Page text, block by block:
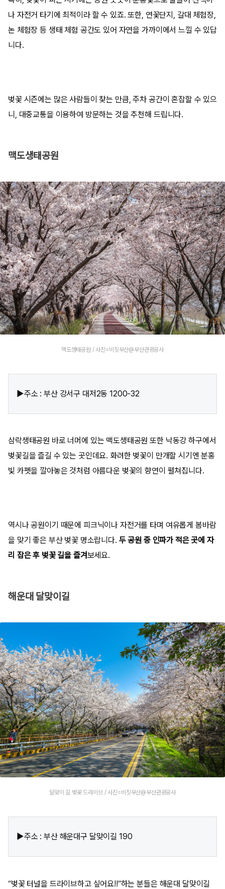
나 자전거 타기에 최적이라 할 수 있죠. 또한, 연꽃단지, 갈대 체험장,
논 체험장 등 생태 체험 공간도 있어 자연을 가까이에서 느낄 수 있답
니다.
벚꽃 시즌에는 많은 사람들이 찾는 만큼, 주차 공간이 혼잡할 수 있으
니, 대중교통을 이용하여 방문하는 것을 추천해 드립니다.
맥도생태공원
맥도생태공원 / 사진=비짓부산@부산관광공사
▶주소 : 부산 강서구 대저2동 1200-32
삼락생태공원 바로 너머에 있는 맥도생태공원 또한 낙동강 하구에서
벚꽃길을 즐길 수 있는 곳인데요. 화려한 벚꽃이 만개할 시기엔 분홍
빛 카펫을 깔아놓은 것처럼 아름다운 벚꽃의 향연이 펼쳐집니다.
역시나 공원이기 때문에 피크닉이나 자전거를 타며 여유롭게 봄바람
을 맞기 좋은 부산 벚꽃 명소랍니다. 두 공원 중 인파가 적은 곳에 자
리 잡은 후 벚꽃 길을 즐겨보세요.
해운대 달맞이길
달맞이 길 벚꽃 드라이브 / 사진=비짓부산@부산관광공사
▶주소 : 부산 해운대구 달맞이길 190
“벚꽃 터널을 드라이브하고 싶어요!!”하는 분들은 해운대 달맞이길